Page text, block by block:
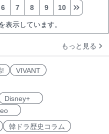
表示しています。
6 7 8 9 10
もっと見る
!
VIVANT
Disney+
韓ドラ歴史コラム